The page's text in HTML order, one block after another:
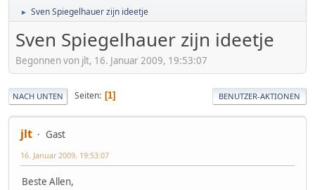
► Sven Spiegelhauer zijn ideetje
Sven Spiegelhauer zijn ideetje
Begonnen von jlt, 16. Januar 2009, 19:53:07
NACH UNTEN Seiten 1 BENUTZER-AKTIONEN
jlt Gast
16. Januar 2009, 19:53:07
Beste Allen,